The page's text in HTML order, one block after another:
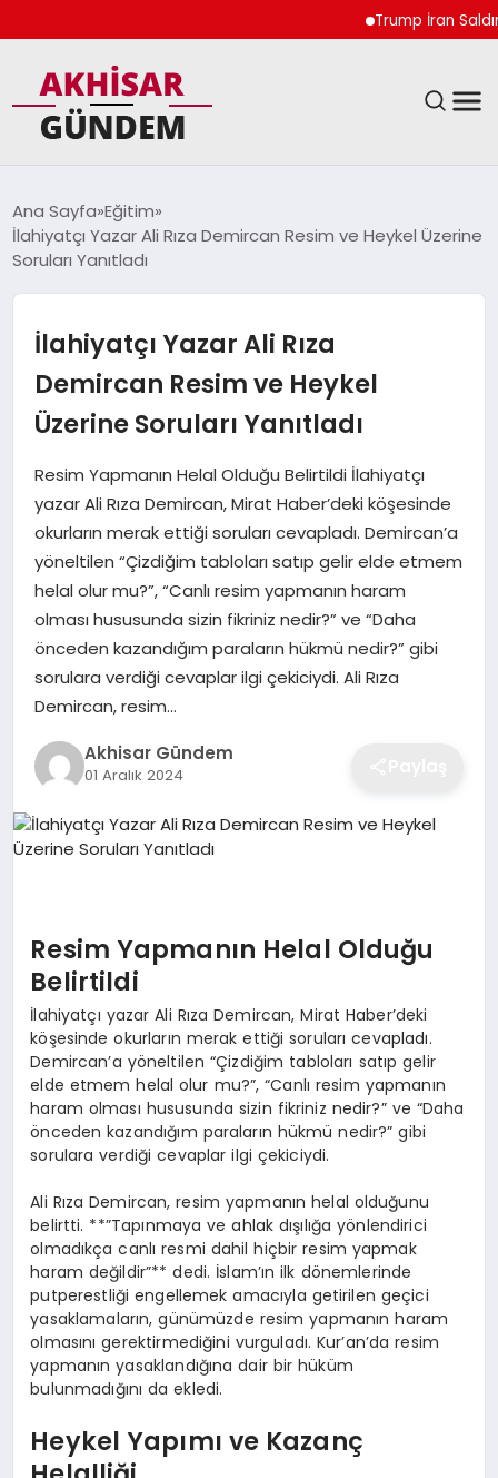
Trump İran
DÜNYA
TEKNOLOJI
YAŞAM
Ana Sayfa Eğitim
İlahiyatçı Yazar Ali Rıza Demircan Resim ve Heykel Üzerine
Soruları Yanıtladı
İlahiyatçı Yazar Ali Rıza
Demircan Resim ve Heykel
Üzerine Soruları Yanıtladı
Resim Yapmanın Helal Olduğu Belirtildi İlahiyatçı
yazar Ali Rıza Demircan, Mirat Haber’deki köşesinde
okurların merak ettiği soruları cevapladı. Demircan’a
yöneltilen “Çizdiğim tabloları satıp gelir elde etmem
helal olur mu?”, “Canlı resim yapmanın haram
olması hususunda sizin fikriniz nedir?” ve “Daha
önceden kazandığım paraların hükmü nedir?” gibi
sorulara verdiği cevaplar ilgi çekiciydi. Ali Rıza
Demircan, resim…
Akhisar Gündem
01 Aralık 2024
Resim Yapmanın Helal Olduğu
Belirtildi
İlahiyatçı yazar Ali Rıza Demircan, Mirat Haber’deki
köşesinde okurların merak ettiği soruları cevapladı.
Demircan’a yöneltilen “Çizdiğim tabloları satıp gelir
elde etmem helal olur mu?”, “Canlı resim yapmanın
haram olması hususunda sizin fikriniz nedir?” ve “Daha
önceden kazandığım paraların hükmü nedir?” gibi
sorulara verdiği cevaplar ilgi çekiciydi.
Ali Rıza Demircan, resim yapmanın helal olduğunu
belirtti. **”Tapınmaya ve ahlak dışılığa yönlendirici
olmadıkça canlı resmi dahil hiçbir resim yapmak
haram değildir”** dedi. İslam’ın ilk dönemlerinde
putperestliği engellemek amacıyla getirilen geçici
yasaklamaların, günümüzde resim yapmanın haram
olmasını gerektirmediğini vurguladı. Kur’an’da resim
yapmanın yasaklandığına dair bir hüküm
bulunmadığını da ekledi.
Heykel Yapımı ve Kazanç